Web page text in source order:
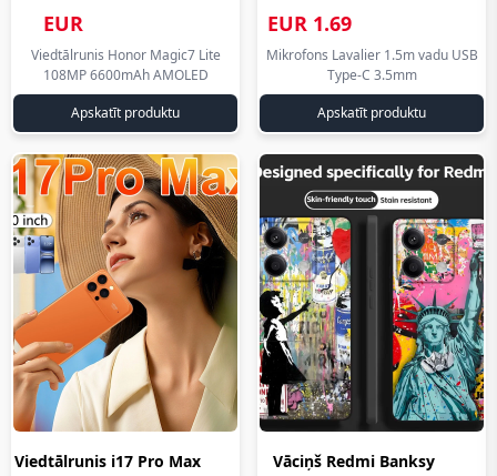
atsauksmēm
un atrast
izdevīgākos
piedāvājumus.
Pārskatāma
struktūra
un ērta
meklēšana
ļauj viegli
orientēties
plašajā
preču
klāstā,
palīdzot
pieņemt
Magic7 Lite...
aliexpress.lv eiro
EUR
355.71
aliexpress.lv
eiro
Viedtālrunis Honor Magic7 Lite
108MP 6600mAh AMOLED
Apskatīt produktu
vadu U... aliexpress.lv
eiro
EUR 1.69
aliexpress.lv
Mikrofons Lavalier 1.5m vadu USB
Type-C 3.5mm
Apskatīt produktu
Viedtālrunis i17 Pro Max
Vāciņš Redmi Banksy